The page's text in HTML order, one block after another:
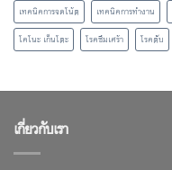
เทคนิคการจดโน้ต
เทคนิคการทำงาน
โคโนะ เก็นโตะ
โรคซึมเศร้า โรคตับ
เกี่ยวกับเรา